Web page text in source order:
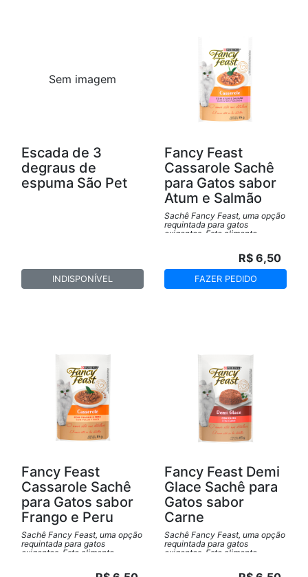
Sem imagem
Escada de 3
degraus de
espuma São Pet
INDISPONÍVEL
Fancy Feast
Cassarole Sachê
para Gatos sabor
Atum e Salmão
Sachê Fancy Feast, uma opção
requintada para gatos
exigentes. Este alimento
deliciosa e equilibrada de
ingredientes de alta qualidade,
garantindo uma experiência
gourmet para o paladar do seu
felino.
R$ 6,50
FAZER PEDIDO
Fancy Feast
Cassarole Sachê
para Gatos sabor
Frango e Peru
Sachê Fancy Feast, uma opção
requintada para gatos
exigentes. Este alimento
deliciosa e equilibrada de
Fancy Feast Demi
Glace Sachê para
Gatos sabor
Carne
Sachê Fancy Feast, uma opção
requintada para gatos
exigentes. Este alimento
deliciosa e equilibrada de